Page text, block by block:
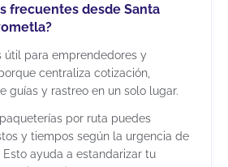
frecuentes desde Santa
útil para emprendedores y
centraliza cotización,
guías y rastreo en un solo lugar.
por ruta puedes
y tiempos según la urgencia de
ayuda a estandarizar tu